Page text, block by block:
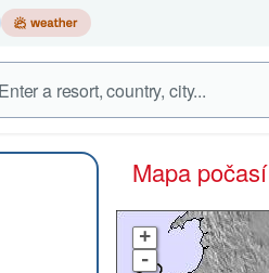
Mapa
+
-